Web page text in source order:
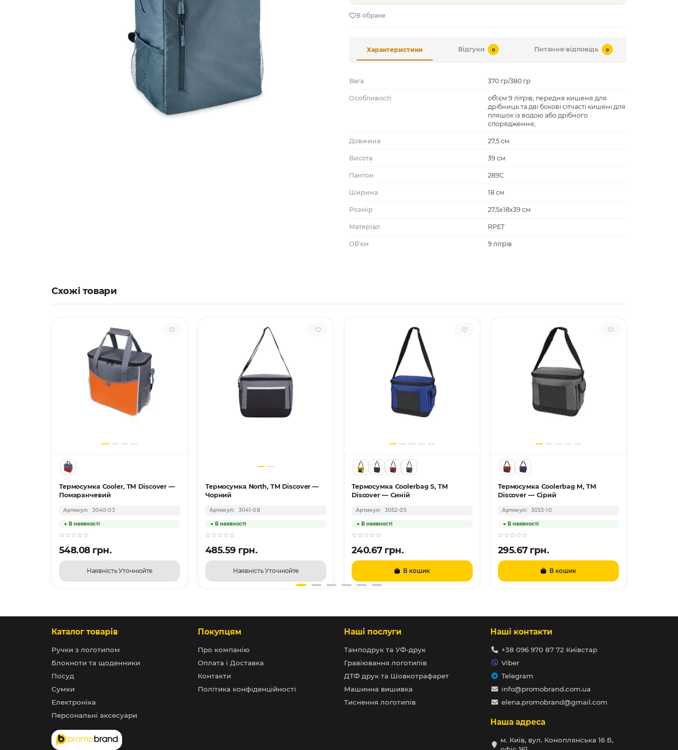
В обране
Характеристики Відгуки 0 Питання-відповідь 0
Вага 370 гр/380 гр
Особливості
об\'єм 9 літрів; передня кишеня для
дрібниць та дві бокові сітчасті кишені для
пляшок із водою або дрібного
спорядження;
Довжина 27,5 см
Висота 39 см
Пантон 289C
Ширина 18 см
Розмір 27,5х18х39 см
Матеріал RPET
Об'єм 9 літрів
Схожі товари
Термосумка Cooler, TM Discover —
Помаранчевий
3040-03
548.08 грн.
Наявність Уточнюйте
Термосумка North, TM Discover —
Чорний
3041-08
485.59 грн.
Наявність Уточнюйте
Термосумка Coolerbag S, TM
Discover — Синій
3052-05
240.67 грн.
В кошик
Термосумка Coolerbag M, TM
Discover — Сірий
3053-10
295.67 грн.
В кошик
Каталог товарів
Ручки з логотипом
Блокноти та щоденники
Посуд
Сумки
Електроніка
Персональні аксесуари
Покупцям
Про компанію
Оплата і Доставка
Контакти
Політика конфіденційності
Наші послуги
Тамподрук та УФ-друк
Гравіювання логотипів
ДТФ друк та Шовкотрафарет
Машинна вишивка
Тиснення логотипів
Наші контакти
+38 096 970 87 72 Київстар
Viber
Telegram
info@promobrand.com.ua
elena.promobrand@gmail.com
Наша адреса
м. Київ, вул. Коноплянська 16 Б,